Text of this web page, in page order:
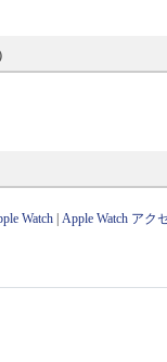
Watch |Apple Watch アク